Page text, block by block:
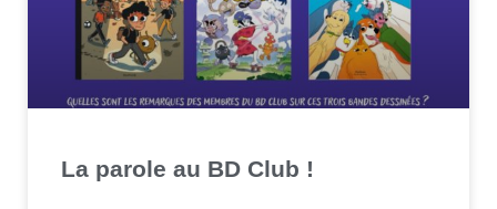
La parole au BD Club !